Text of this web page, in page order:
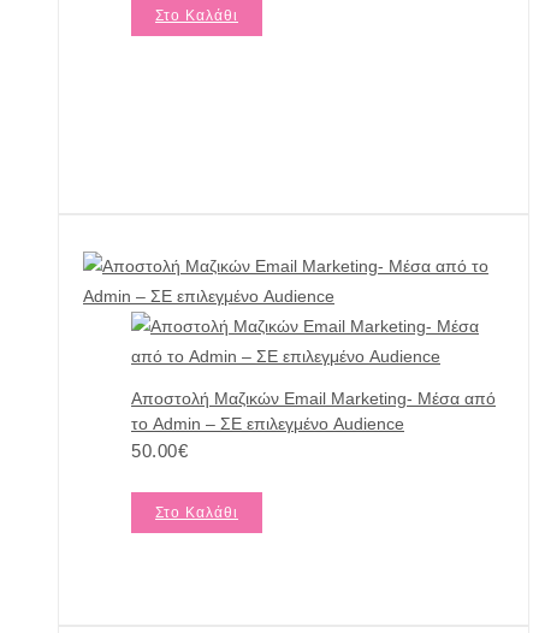
Στο Καλάθι
Αποστολή Μαζικών Email Marketing- Μέσα από
το Admin – ΣΕ επιλεγμένο Audience
50.00€
Στο Καλάθι